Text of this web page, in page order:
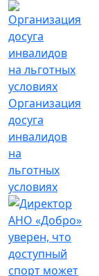
Организация
досуга
инвалидов
на
льготных
условиях